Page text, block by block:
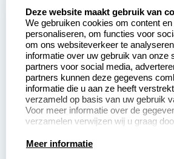
Aanvraag op maat
Betaling &
Verzending
Wederverkoper
worden
Sale
Veel
Productinformatie:
Deze website maakt gebruik van
We gebruiken cookies om content
personaliseren, om functies voor
om ons websiteverkeer te
informatie over uw gebruik van onze
partners voor social media,
partners kunnen deze gegevens
informatie die u aan ze heeft
verzameld op basis van uw gebruik
Voor meer informatie over de
verzamelen verwijzen wij u graag
Meer informatie